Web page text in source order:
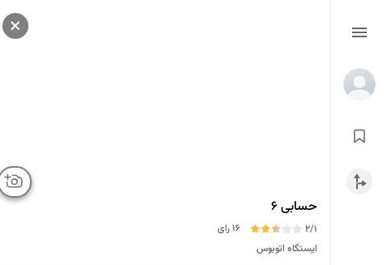
حسابی 6
2/1
16 رای
ایستگاه اتوبوس